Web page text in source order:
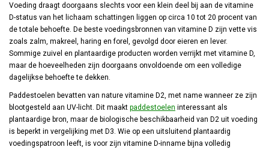
Voeding draagt doorgaans slechts voor een klein deel bij aan de vitamine
D-status van het lichaam schattingen liggen op circa 10 tot 20 procent van
de totale behoefte. De beste voedingsbronnen van vitamine D zijn vette vis
zoals zalm, makreel, haring en forel, gevolgd door eieren en lever.
Sommige zuivel en plantaardige producten worden verrijkt met vitamine D,
maar de hoeveelheden zijn doorgaans onvoldoende om een volledige
dagelijkse behoefte te dekken.
Paddestoelen bevatten van nature vitamine D2, met name wanneer ze zijn
blootgesteld aan UV-licht. Dit maakt paddestoelen interessant als
plantaardige bron, maar de biologische beschikbaarheid van D2 uit voeding
is beperkt in vergelijking met D3. Wie op een uitsluitend plantaardig
voedingspatroon leeft, is voor zijn vitamine D-inname bijna volledig